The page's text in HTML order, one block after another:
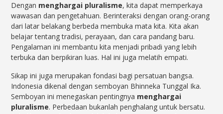
Dengan menghargai pluralisme, kita dapat memperkaya
wawasan dan pengetahuan. Berinteraksi dengan orang-orang
dari latar belakang berbeda membuka mata kita. Kita akan
belajar tentang tradisi, perayaan, dan cara pandang baru.
Pengalaman ini membantu kita menjadi pribadi yang lebih
terbuka dan berpikiran luas. Hal ini juga melatih empati.
Sikap ini juga merupakan fondasi bagi persatuan bangsa.
Indonesia dikenal dengan semboyan Bhinneka Tunggal Ika.
Semboyan ini menegaskan pentingnya menghargai
pluralisme. Perbedaan bukanlah penghalang untuk bersatu.